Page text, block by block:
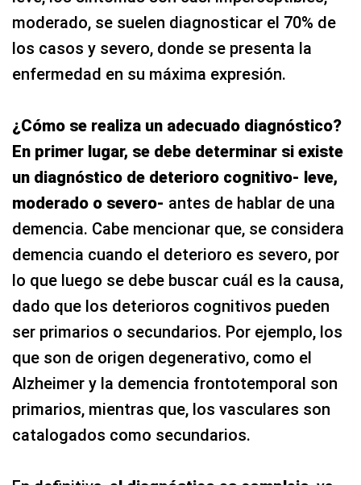
moderado, se suelen diagnosticar el 70% de
los casos y severo, donde se presenta la
enfermedad en su máxima expresión.
¿Cómo se realiza un adecuado diagnóstico?
En primer lugar, se debe determinar si existe
un diagnóstico de deterioro cognitivo- leve,
moderado o severo- antes de hablar de una
demencia. Cabe mencionar que, se considera
demencia cuando el deterioro es severo, por
lo que luego se debe buscar cuál es la causa,
dado que los deterioros cognitivos pueden
ser primarios o secundarios. Por ejemplo, los
que son de origen degenerativo, como el
Alzheimer y la demencia frontotemporal son
primarios, mientras que, los vasculares son
catalogados como secundarios.